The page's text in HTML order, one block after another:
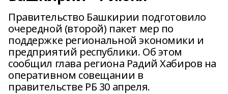
Правительство Башкирии подготовило
очередной (второй) пакет мер по
поддержке региональной экономики и
предприятий республики. Об этом
сообщил глава региона Радий Хабиров на
оперативном совещании в
правительстве РБ 30 апреля.